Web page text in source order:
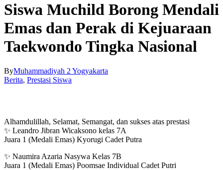
Siswa Muchild Borong Mendali
Emas dan Perak di Kejuaraan
Taekwondo Tingka Nasional
ByMuhammadiyah 2 Yogyakarta
Berita, Prestasi Siswa
Alhamdulillah, Selamat, Semangat, dan sukses atas prestasi
✨ Leandro Jibran Wicaksono kelas 7A
Juara 1 (Medali Emas) Kyorugi Cadet Putra
✨ Naumira Azaria Nasywa Kelas 7B
Juara 1 (Medali Emas) Poomsae Individual Cadet Putri